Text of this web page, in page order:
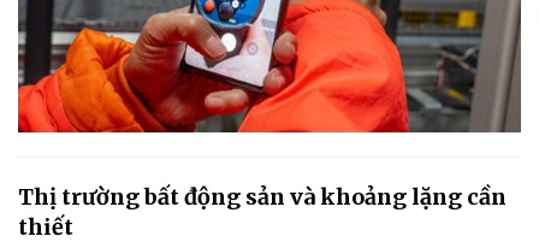
Thị trường bất động sản và khoảng lặng cần
thiết